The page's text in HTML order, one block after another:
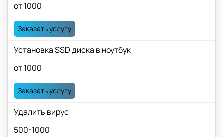
от 1000
Заказать услугу
Установка SSD диска в ноутбук
от 1000
Заказать услугу
Удалить вирус
500-1000